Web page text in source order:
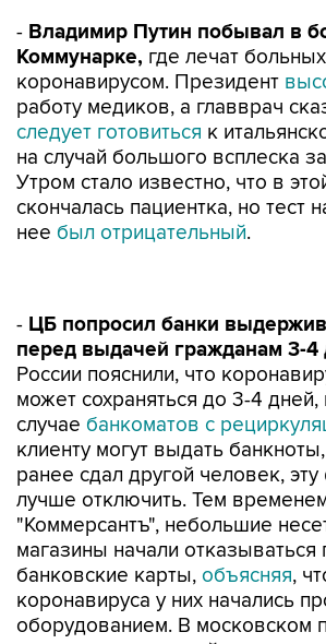
- Владимир Путин побывал в
Коммунарке, где лечат больных
коронавирусом. Президент
работу медиков, а главврач
следует готовиться к
на случай большого всплеска
Утром стало известно, что в
скончалась пациентка, но тест
нее был отрицательный.
России пояснили, что
может сохраняться до 3-4 дней,
случае банкоматов с
клиенту могут выдать
ранее сдал другой человек,
лучше отключить. Тем
"Коммерсантъ", небольшие
магазины начали отказываться
банковские карты,объясняя,
коронавируса у них начались
оборудованием. В московском
напомнили, что такой отказ
пообещали проверки.